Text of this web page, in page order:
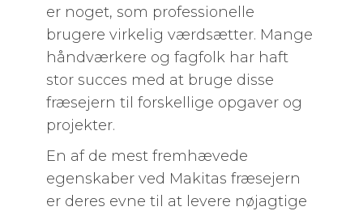
er noget, som professionelle
brugere virkelig værdsætter. Mange
håndværkere og fagfolk har haft
stor succes med at bruge disse
fræsejern til forskellige opgaver og
projekter.
En af de mest fremhævede
egenskaber ved Makitas fræsejern
er deres evne til at levere nøjagtige